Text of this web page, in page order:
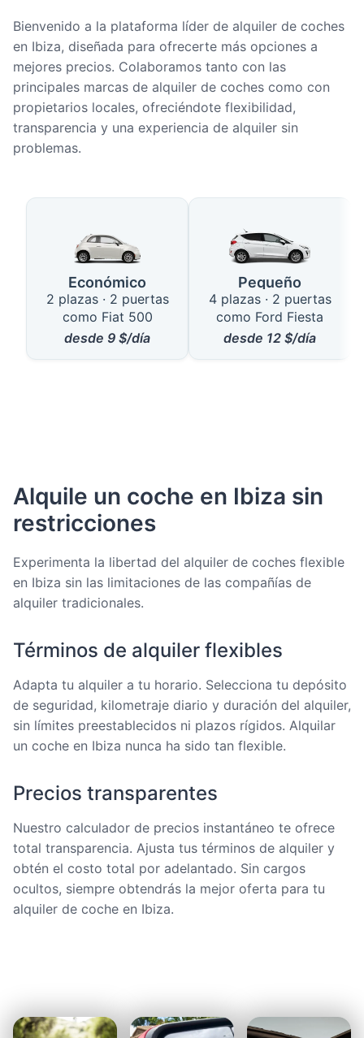
Bienvenido a la plataforma líder de alquiler de coches
en Ibiza, diseñada para ofrecerte más opciones a
mejores precios. Colaboramos tanto con las
principales marcas de alquiler de coches como con
propietarios locales, ofreciéndote flexibilidad,
transparencia y una experiencia de alquiler sin
problemas.
Tipos de coches disponibles
Económico
2 plazas · 2 puertas
como Fiat 500
desde 9 $/día
Pequeño
4 plazas · 2 puertas
como Ford Fiesta
desde 12 $/día
Alquile un coche en Ibiza sin
restricciones
Experimenta la libertad del alquiler de coches flexible
en Ibiza sin las limitaciones de las compañías de
alquiler tradicionales.
Términos de alquiler flexibles
Adapta tu alquiler a tu horario. Selecciona tu depósito
de seguridad, kilometraje diario y duración del alquiler,
sin límites preestablecidos ni plazos rígidos. Alquilar
un coche en Ibiza nunca ha sido tan flexible.
Precios transparentes
Nuestro calculador de precios instantáneo te ofrece
total transparencia. Ajusta tus términos de alquiler y
obtén el costo total por adelantado. Sin cargos
ocultos, siempre obtendrás la mejor oferta para tu
alquiler de coche en Ibiza.